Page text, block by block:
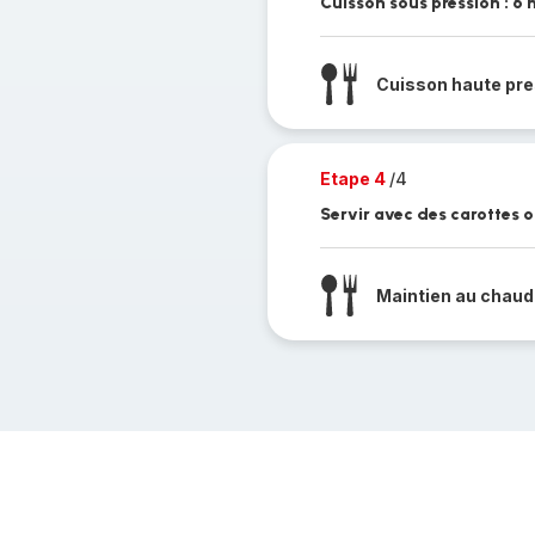
Cuisson haute
Etape 4 /4
Servir avec des carottes
Maintien au chaud